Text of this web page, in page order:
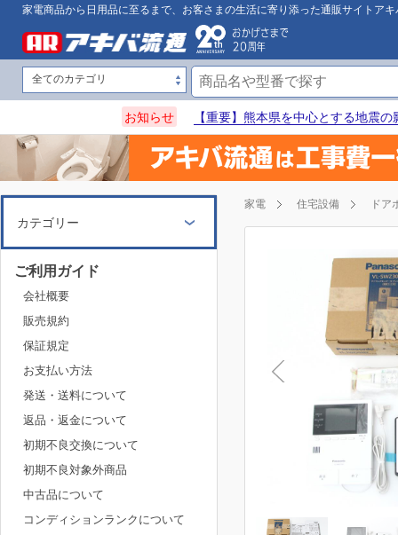
家電商品から日用品に至るまで、お客さまの生活に寄り添った通販サイトアキ
お知らせ 【重要】熊本県を中心とする地震
家電 住宅設備 ドア
カテゴリー
ご利用ガイド
会社概要
販売規約
保証規定
お支払い方法
発送・送料について
返品・返金について
初期不良交換について
初期不良対象外商品
中古品について
コンディションランクについて